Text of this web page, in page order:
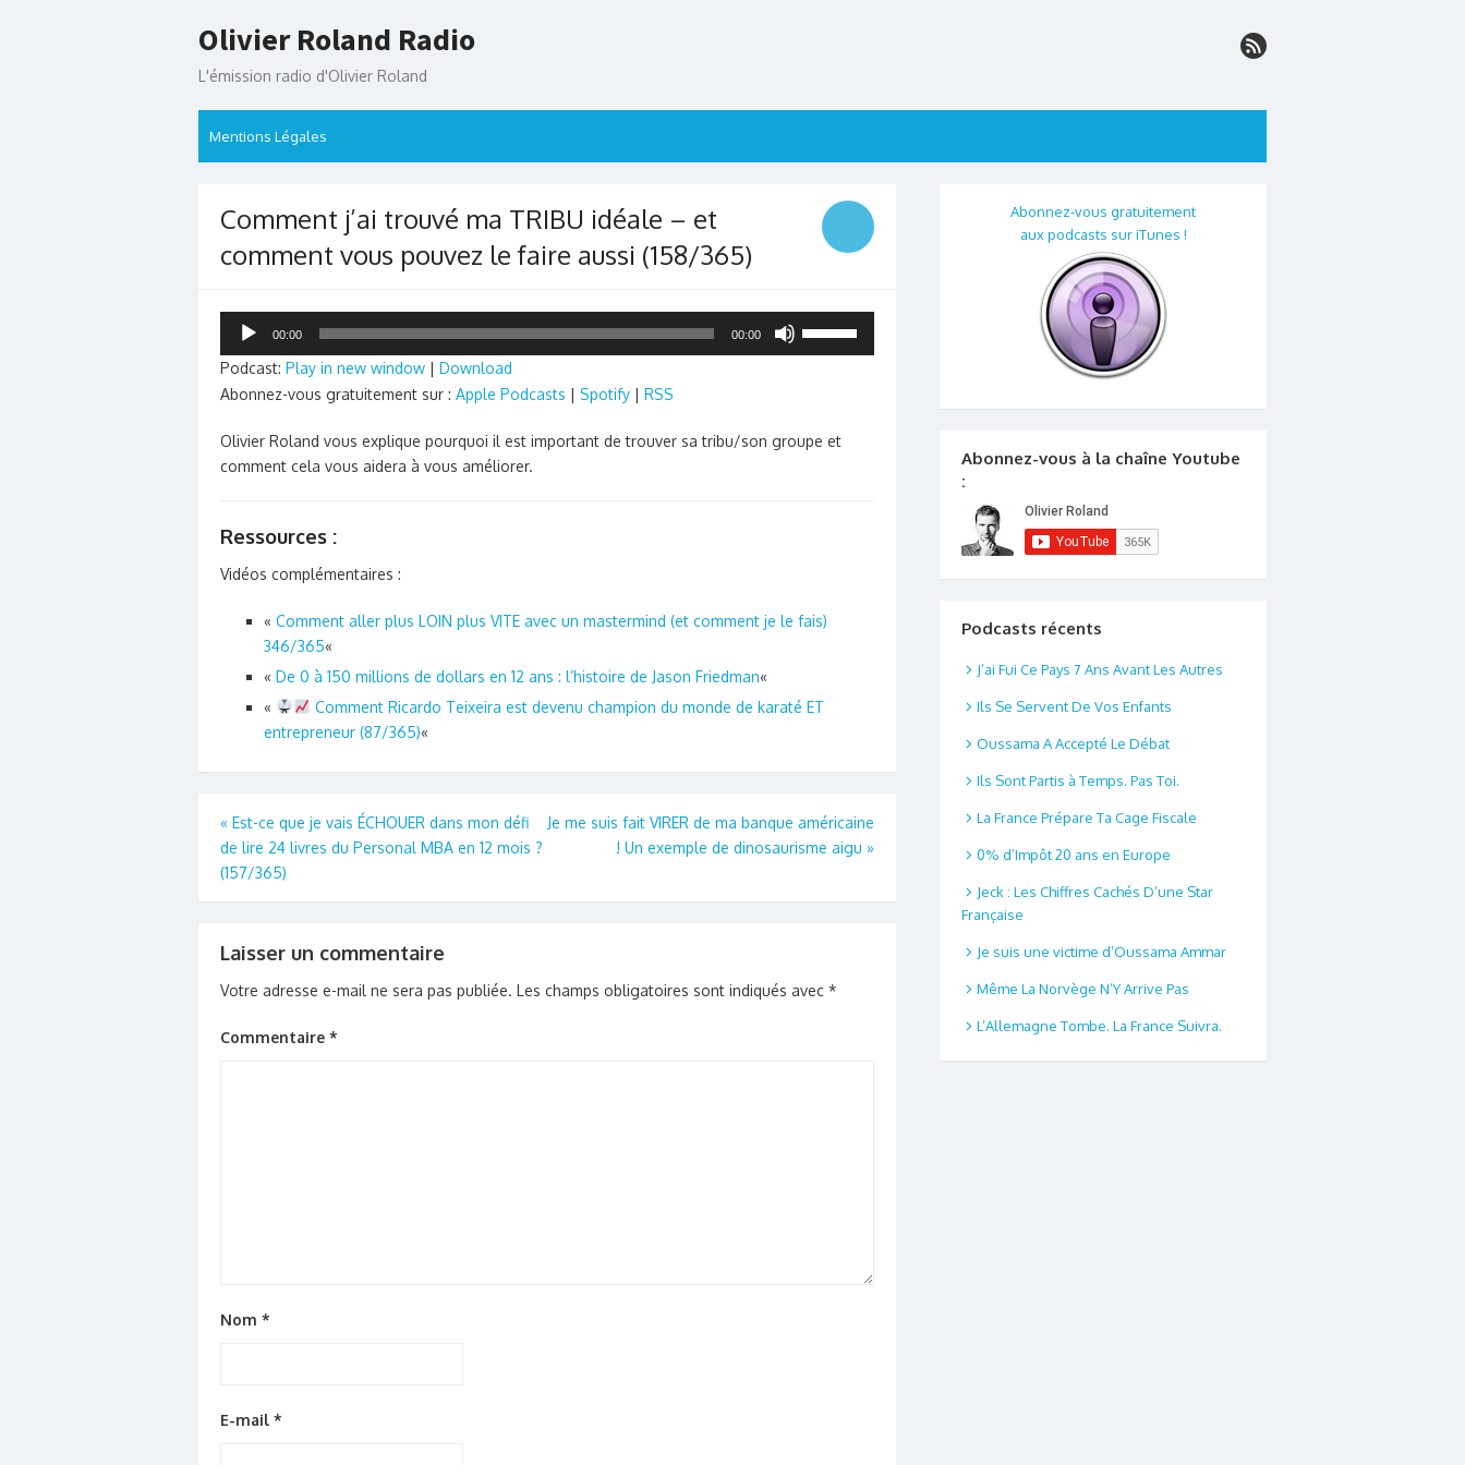
to
Olivier Roland Radio
L'émission radio d'Olivier Roland
Mentions Légales
Comment j’ai trouvé ma TRIBU idéale – et
comment vous pouvez le faire aussi (158/365)
Lecteur
00:00 00:00
augmenter
Podcast: Play in new window | Download
Abonnez-vous gratuitement sur : Apple Podcasts | Spotify | RSS
Olivier Roland vous explique pourquoi il est important de trouver sa tribu/son groupe et
comment cela vous aidera à vous améliorer.
Ressources :
Vidéos complémentaires :
« Comment aller plus LOIN plus VITE avec un mastermind (et comment je le fais)
346/365«
« De 0 à 150 millions de dollars en 12 ans : l’histoire de Jason Friedman«
«
Comment Ricardo Teixeira est devenu champion du monde de karaté ET
entrepreneur (87/365)«
Navigation
de
l’article
« Est-ce que je vais ÉCHOUER dans mon défi
de lire 24 livres du Personal MBA en 12 mois ?
(157/365)
Je me suis fait VIRER de ma banque américaine
! Un exemple de dinosaurisme aigu »
Laisser un commentaire
Votre adresse e-mail ne sera pas publiée. Les champs obligatoires sont indiqués avec *
Commentaire *
Nom *
E-mail *
Abonnez-vous gratuitement
aux podcasts sur iTunes !
Abonnez-vous à la chaîne Youtube
:
Podcasts récents
J’ai Fui Ce Pays 7 Ans Avant Les Autres
Ils Se Servent De Vos Enfants
Oussama A Accepté Le Débat
Ils Sont Partis à Temps. Pas Toi.
La France Prépare Ta Cage Fiscale
0% d’Impôt 20 ans en Europe
Jeck : Les Chiffres Cachés D’une Star
Française
Je suis une victime d’Oussama Ammar
Même La Norvège N’Y Arrive Pas
L’Allemagne Tombe. La France Suivra.